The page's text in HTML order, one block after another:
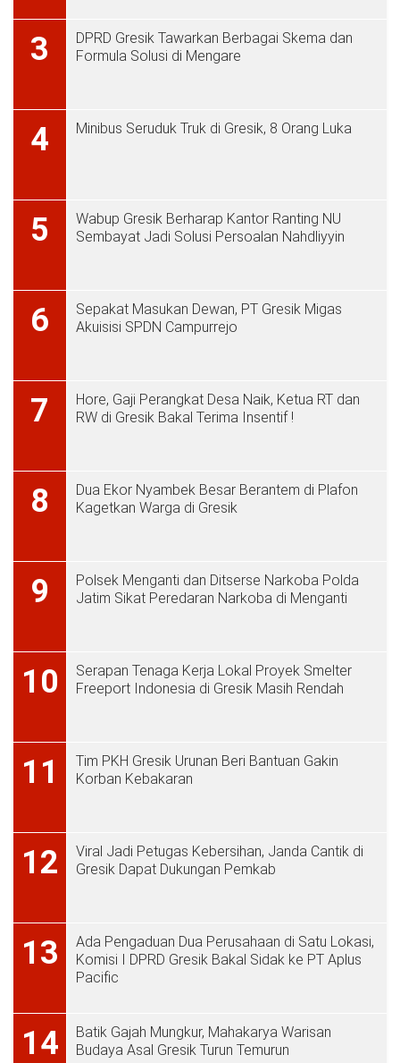
3
DPRD Gresik Tawarkan Berbagai Skema dan
Formula Solusi di Mengare
4 Minibus Seruduk Truk di Gresik, 8 Orang Luka
5
Wabup Gresik Berharap Kantor Ranting NU
Sembayat Jadi Solusi Persoalan Nahdliyyin
6
Sepakat Masukan Dewan, PT Gresik Migas
Akuisisi SPDN Campurrejo
7
Hore, Gaji Perangkat Desa Naik, Ketua RT dan
RW di Gresik Bakal Terima Insentif !
8
Dua Ekor Nyambek Besar Berantem di Plafon
Kagetkan Warga di Gresik
9
Polsek Menganti dan Ditserse Narkoba Polda
Jatim Sikat Peredaran Narkoba di Menganti
10
Serapan Tenaga Kerja Lokal Proyek Smelter
Freeport Indonesia di Gresik Masih Rendah
11
Tim PKH Gresik Urunan Beri Bantuan Gakin
Korban Kebakaran
12
Viral Jadi Petugas Kebersihan, Janda Cantik di
Gresik Dapat Dukungan Pemkab
13
Ada Pengaduan Dua Perusahaan di Satu Lokasi,
Komisi I DPRD Gresik Bakal Sidak ke PT Aplus
Pacific
14
Batik Gajah Mungkur, Mahakarya Warisan
Budaya Asal Gresik Turun Temurun